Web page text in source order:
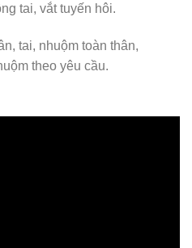
tai, vắt tuyến hôi.
tai, nhuộm toàn thân,
theo yêu cầu.